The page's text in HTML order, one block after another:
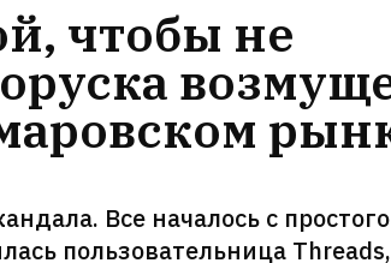
чтобы не
Все началось с
пользовательница Threads,